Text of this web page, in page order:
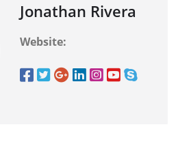
Jonathan Rivera
Website: